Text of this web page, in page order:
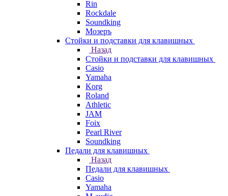
Rin
Rockdale
Soundking
Мозеръ
Стойки и подставки для клавишных
Назад
Стойки и подставки для клавишных
Casio
Yamaha
Korg
Roland
Athletic
JAM
Foix
Pearl River
Soundking
Педали для клавишных
Назад
Педали для клавишных
Casio
Yamaha